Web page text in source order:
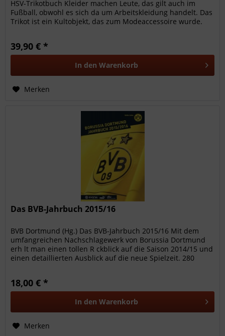
HSV-Trikotbuch Kleider machen Leute, das gilt auch im
Fußball, obwohl es sich da um Arbeitskleidung handelt. Das
Trikot ist ein Kultobjekt, das zum Modeaccessoire wurde.
39,90 € *
In den Warenkorb
Merken
Das BVB-Jahrbuch 2015/16
BVB Dortmund (Hg.) Das BVB-Jahrbuch 2015/16 Mit dem
umfangreichen Nachschlagewerk von Borussia Dortmund
erh lt man einen tollen R ckblick auf die Saison 2014/15 und
einen detaillierten Ausblick auf die neue Spielzeit. 280
18,00 € *
In den Warenkorb
Merken